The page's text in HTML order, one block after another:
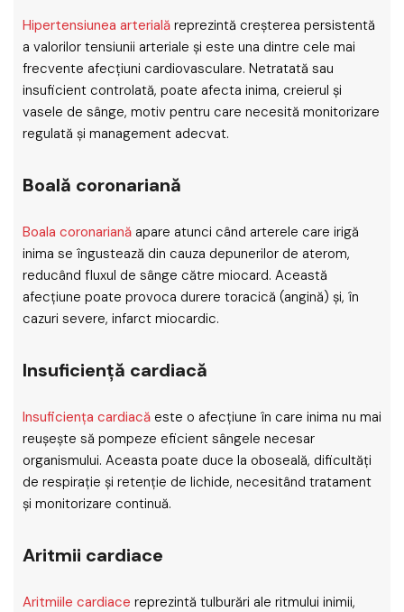
Hipertensiunea arterială reprezintă creșterea persistentă
a valorilor tensiunii arteriale și este una dintre cele mai
frecvente afecțiuni cardiovasculare. Netratată sau
insuficient controlată, poate afecta inima, creierul și
vasele de sânge, motiv pentru care necesită monitorizare
regulată și management adecvat.
Boală coronariană
Boala coronariană apare atunci când arterele care irigă
inima se îngustează din cauza depunerilor de aterom,
reducând fluxul de sânge către miocard. Această
afecțiune poate provoca durere toracică (angină) și, în
cazuri severe, infarct miocardic.
Insuficiență cardiacă
Insuficiența cardiacă este o afecțiune în care inima nu mai
reușește să pompeze eficient sângele necesar
organismului. Aceasta poate duce la oboseală, dificultăți
de respirație și retenție de lichide, necesitând tratament
și monitorizare continuă.
Aritmii cardiace
Aritmiile cardiace reprezintă tulburări ale ritmului inimii,